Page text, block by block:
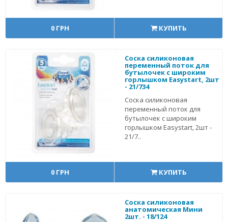
0 ГРН КУПИТЬ
Соска силиконовая
переменный поток для
бутылочек с широким
горлышком Easystart, 2шт
- 21/734
Соска силиконовая
переменный поток для
бутылочек с широким
горлышком Easystart, 2шт -
21/7..
0 ГРН КУПИТЬ
Соска силиконовая
анатомическая Мини
2шт. - 18/124